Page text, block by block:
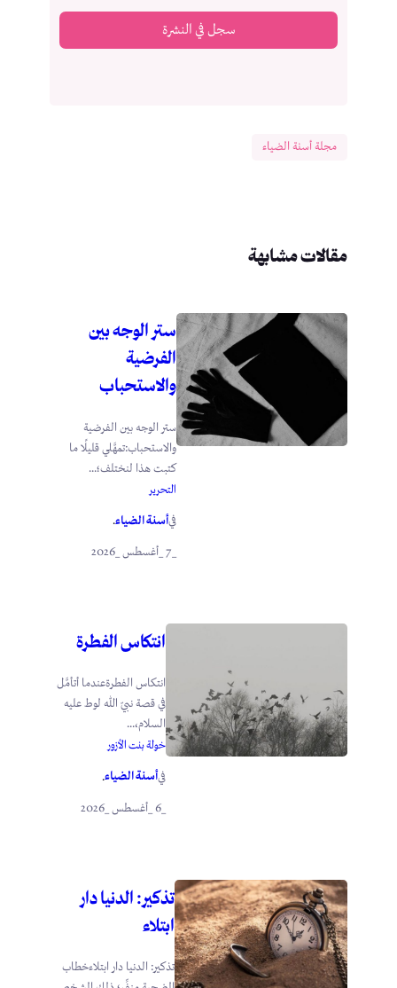
سجل في النشرة
مجلة أسنة الضياء
مقالات مشابهة
ستر الوجه بين
الفرضية
والاستحباب
ستر الوجه بين الفرضية
والاستحباب:تمهَّلي قليلًا ما
كتبت هذا لنختلف؛...
التحرير
فيأسنة الضياء.
انتكاس الفطرة
انتكاس الفطرةعندما أتأمَّل
في قصة نبيّ الله لوط عليه
السلام،...
خولة بنت الأزور
فيأسنة الضياء.
تذكير: الدنيا دار
ابتلاء
تذكير: الدنيا دار ابتلاءخطاب